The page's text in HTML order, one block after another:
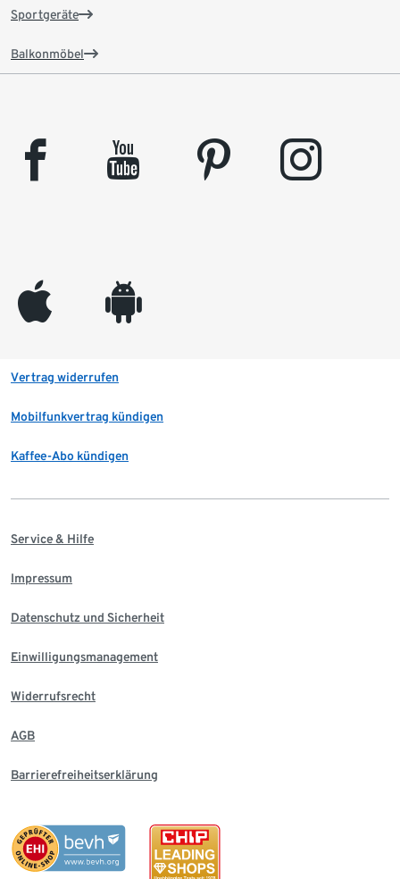
Sportgeräte
Balkonmöbel
facebook youtube pinterest instagram
appleinc android
Vertrag widerrufen
Mobilfunkvertrag kündigen
Kaffee-Abo kündigen
Service & Hilfe
Impressum
Datenschutz und Sicherheit
Einwilligungsmanagement
Widerrufsrecht
AGB
Barrierefreiheitserklärung